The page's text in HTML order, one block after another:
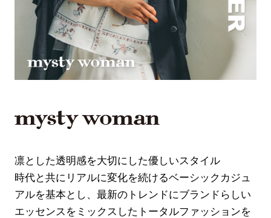
凛とした透明感を大切にした優しいスタイル
時代と共にリアルに変化を続けるベーシックカジュ
アルを基本とし、最新のトレンドにブランドらしい
エッセンスをミックスしたトータルファッションを